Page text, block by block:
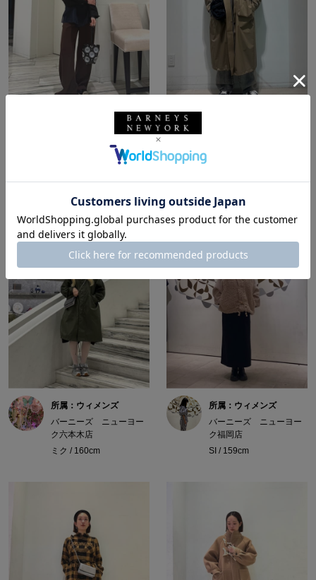
所属：ウィメンズ
バーニーズ ニューヨー
ク六本木店
ミク / 160cm
所属：ウィメンズ
バーニーズ ニューヨー
ク福岡店
SI / 159cm